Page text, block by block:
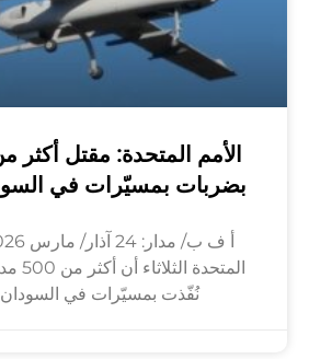
بضربات بمسيّرات في
نُفّذت بمسيّرات في السودان